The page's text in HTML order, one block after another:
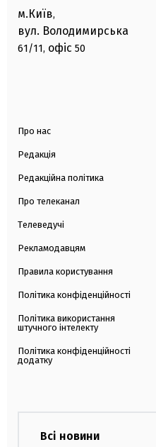
м.Київ,
вул. Володимирська
61/11, офіс 50
Про нас
Редакція
Редакційна політика
Про телеканал
Телеведучі
Рекламодавцям
Правила користування
Політика конфіденційності
Політика використання
штучного інтелекту
Політика конфіденційності
додатку
Всі новини